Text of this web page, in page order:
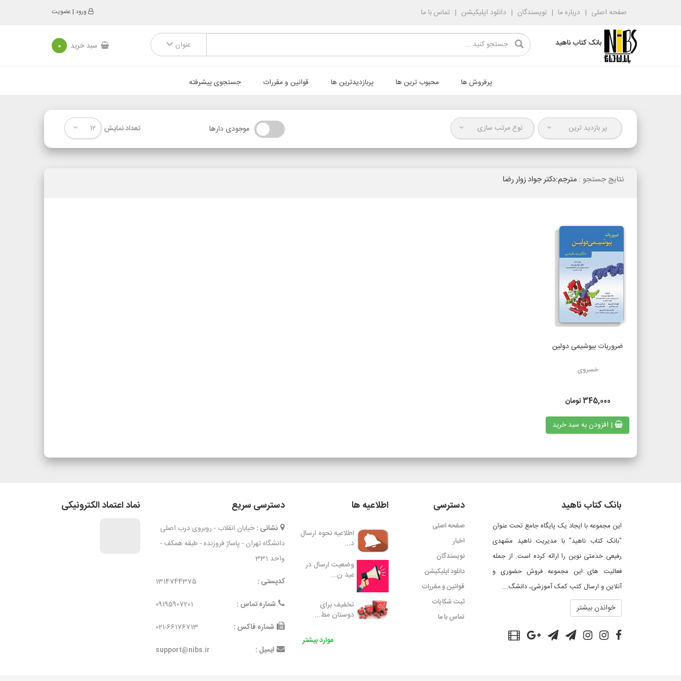
صفحه اصلی درباره ما نویسندگان دانلود اپلیکیشن تماس با ما ورود |عضویت
بانک کتاب ناهید عنوان سبد خرید 0
پرفروش ها محبوب ترین ها پربازدیدترین ها قوانین و مقررات جستجوی پیشرفته
پر بازدید ترین نوع مرتب سازی موجودی دارها تعداد نمایش 12
نتایج جستجو : مترجم:دکتر جواد زوار رضا
ضروریات بیوشیمی دولین
خسروی
345,000تومان
| افزودن به سبد خرید
بانک کتاب ناهید
این مجموعه با ایجاد یک پایگاه جامع تحت عنوان
"بانک کتاب ناهید" با مدیریت ناهید مشهدی
رفیعی خدمتی نوین را ارائه کرده است. از جمله
فعالیت های این مجموعه فروش حضوری و
آنلاین و ارسال کتب کمک آموزشی، دانشگ...
خواندن بیشتر
دسترسی
صفحه اصلی
اخبار
نویسندگان
دانلود اپلیکیشن
قوانین و مقررات
ثبت شکایات
تماس با ما
اطلاعیه ها
اطلاعیه نحوه ارسال
د...
وضعیت ارسال در
عید ن...
تخفیف برای
دوستان مط...
موارد بیشتر
دسترسی سریع
نشانی : خیابان انقلاب - روبروی درب اصلی
دانشگاه تهران - پاساژ فروزنده - طبقه همکف -
واحد 331
کدپستی :
1314744375
شماره تماس :
09195907201
شماره فاکس :
021-66176713
ایمیل :
support@nibs.ir
نماد اعتماد الکترونیکی